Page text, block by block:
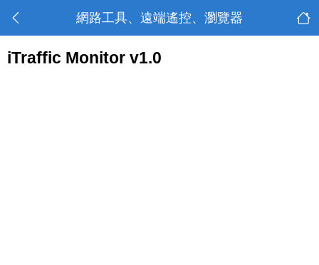
網路工具、遠端遙控、瀏覽器
iTraffic Monitor v1.0